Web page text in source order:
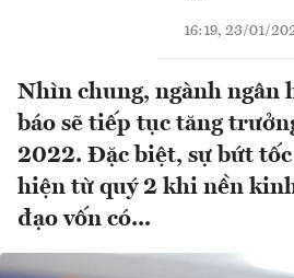
16:19, 23/01/
Nhìn chung, ngành ngân
báo sẽ tiếp tục tăng
2022. Đặc biệt, sự bứt tốc
hiện từ quý 2 khi nền
đạo vốn có...